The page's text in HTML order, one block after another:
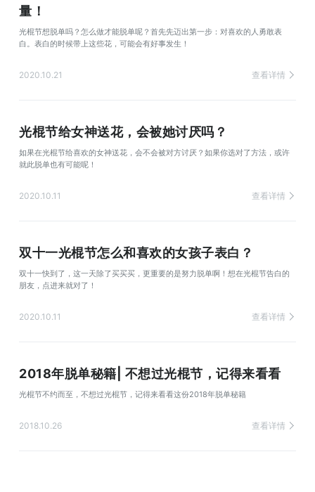
量！
光棍节想脱单吗？怎么做才能脱单呢？首先先迈出第一步：对喜欢的人勇敢表
白。表白的时候带上这些花，可能会有好事发生！
2020.10.21 查看详情
光棍节给女神送花，会被她讨厌吗？
如果在光棍节给喜欢的女神送花，会不会被对方讨厌？如果你选对了方法，或许
就此脱单也有可能呢！
2020.10.11 查看详情
双十一光棍节怎么和喜欢的女孩子表白？
双十一快到了，这一天除了买买买，更重要的是努力脱单啊！想在光棍节告白的
朋友，点进来就对了！
2020.10.11 查看详情
2018年脱单秘籍| 不想过光棍节，记得来看看
光棍节不约而至，不想过光棍节，记得来看看这份2018年脱单秘籍
2018.10.26 查看详情